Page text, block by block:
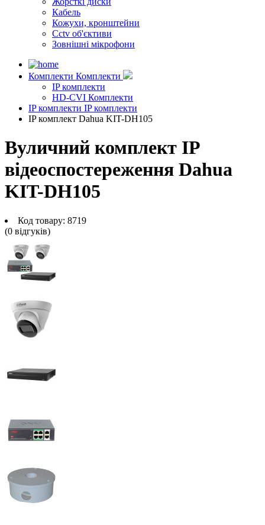
Кабель
Кожухи, кронштейни
Cctv об'єктиви
Зовнішні мікрофони
Комплекти Комплекти
IP комплекти
HD-CVI Комплекти
IP комплекти IP комплекти
IP комплект Dahua KIT-DH105
Вуличний комплект IP
відеоспостереження Dahua
KIT-DH105
Код товару: 8719
(0 вiдгукiв)